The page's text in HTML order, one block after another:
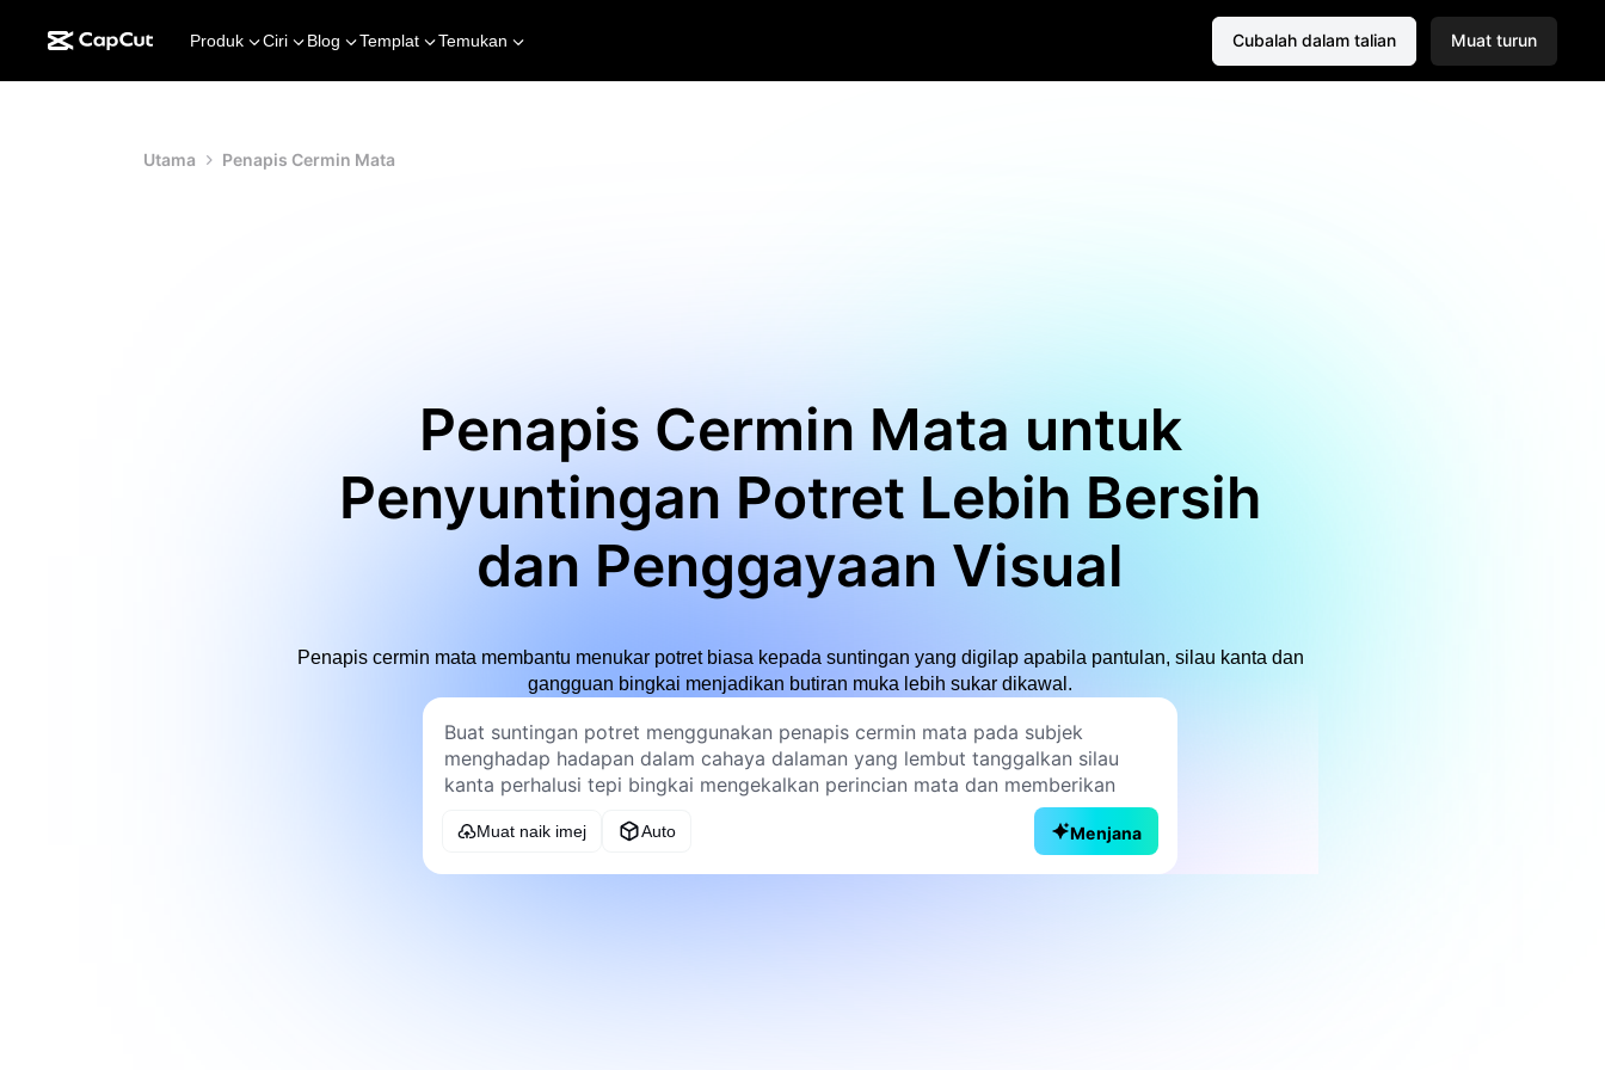
Produk Ciri Blog Templat Temukan Cubalah dalam talian Muat turun
Utama Penapis Cermin Mata
Penapis Cermin Mata untuk
Penyuntingan Potret Lebih Bersih
dan Penggayaan Visual
Penapis cermin mata membantu menukar potret biasa kepada suntingan yang digilap apabila pantulan, silau kanta dan
gangguan bingkai menjadikan butiran muka lebih sukar dikawal.
Muat naik imej Auto Menjana